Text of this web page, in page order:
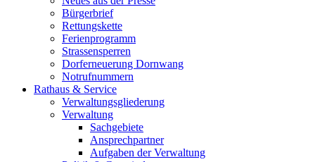
Bürgerbrief
Rettungskette
Ferienprogramm
Strassensperren
Dorferneuerung Dornwang
Notrufnummern
Rathaus & Service
Verwaltungsgliederung
Verwaltung
Sachgebiete
Ansprechpartner
Aufgaben der Verwaltung